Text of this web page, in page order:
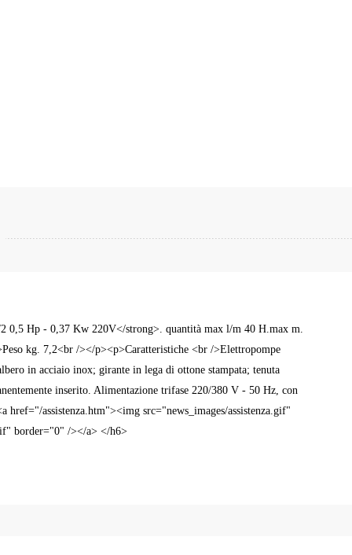
0,5 Hp - 0,37 Kw 220V</strong>. quantità max l/m 40 H.max m.
kg. 7,2<br /></p><p>Caratteristiche <br />Elettropompe
in acciaio inox; girante in lega di ottone stampata; tenuta
inserito. Alimentazione trifase 220/380 V - 50 Hz, con
assistenza.htm"><img src="news_images/assistenza.gif"
border="0" /></a> </h6>